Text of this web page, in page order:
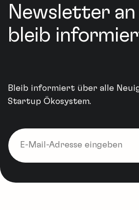
Newsletter an
bleib
Bleib informiert über alle
Startup Ökosystem.